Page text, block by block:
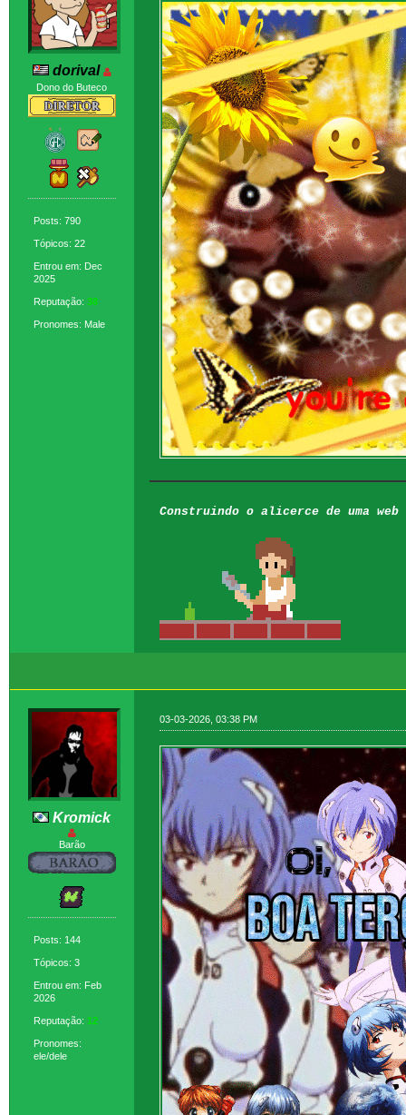
dorival
Dono do Buteco
Posts: 790
Tópicos: 22
Entrou em: Dec
2025
Reputação: 38
Pronomes: Male
Construindo o alicerce de uma
Kromick
Barão
Posts: 144
Tópicos: 3
Entrou em: Feb
2026
Reputação: 12
Pronomes:
ele/dele
03-03-2026, 03:38 PM